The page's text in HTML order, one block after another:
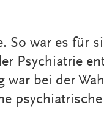
war es für
Psychiatrie
bei der